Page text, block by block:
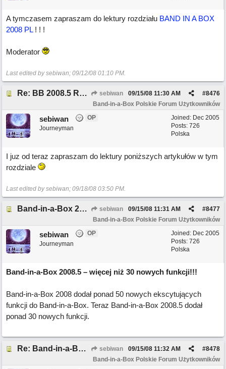
A tymczasem zapraszam do lektury rozdziału BAND IN A BOX
2008 PL! ! !
Moderator
Last edited by sebiwan; 09/12/08 01:10 PM.
Re: BB 2008.5 REWELACJE ! ! ! sebiwan #8476
09/15/08 11:30 AM
Band-in-a-Box Polskie Forum Użytkowników
Joined: Dec 2005
Posts: 726
Polska
sebiwan
OP
Journeyman
I juz od teraz zapraszam do lektury poniższych artykułów w tym
rozdziale
Last edited by sebiwan; 09/18/08 03:50 PM.
Band-in-a-Box 2008.5 – więcej niż 30 nowych funkcji!!! sebiwan #8477
09/15/08 11:31 AM
Band-in-a-Box Polskie Forum Użytkowników
Joined: Dec 2005
Posts: 726
Polska
sebiwan
OP
Journeyman
Band-in-a-Box 2008.5 – więcej niż 30 nowych funkcji!!!
Band-in-a-Box 2008 dodał ponad 50 nowych ekscytujących
funkcji do Band-in-a-Box. Teraz Band-in-a-Box 2008.5 dodał
ponad 30 nowych funkcji.
Re: Band-in-a-Box 2008.5 – więcej niż 30 nowych funkcji!!! sebiwan #8478
09/15/08 11:32 AM
Band-in-a-Box Polskie Forum Użytkowników